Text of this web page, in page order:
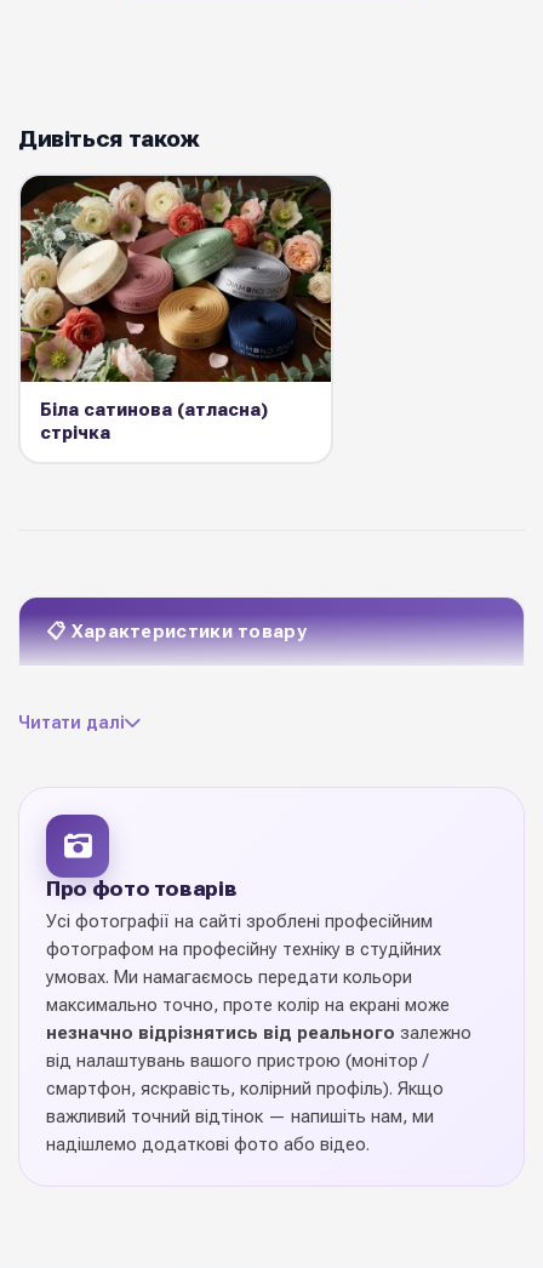
Дивіться також
Біла сатинова (атласна)
стрічка
📋 Характеристики товару
Логотип персональний під клієнта
Розробка
логотипу для
клієнта
Доступні
формати до
20-25-30 мм
Мінімальне
замовлення на
брендування
50 метрів погонних
Читати далі
Про фото товарів
Усі фотографії на сайті зроблені професійним
фотографом на професійну техніку в студійних
умовах. Ми намагаємось передати кольори
максимально точно, проте колір на екрані може
незначно відрізнятись від реального залежно
від налаштувань вашого пристрою (монітор /
смартфон, яскравість, колірний профіль). Якщо
важливий точний відтінок — напишіть нам, ми
надішлемо додаткові фото або відео.